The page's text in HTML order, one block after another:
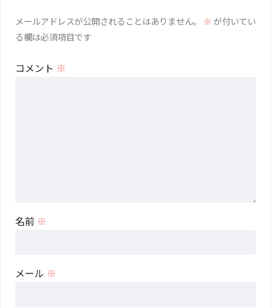
メールアドレスが公開されることはありません。 ※が付いてい
る欄は必須項目です
コメント ※
名前 ※
メール ※